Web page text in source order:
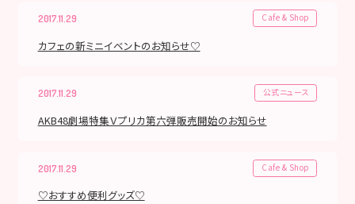
2017.11.29 Cafe & Shop
カフェの新ミニイベントのお知らせ♡
2017.11.29 公式ニュース
AKB48劇場特集Ｖプリカ第六弾販売開始のお知らせ
2017.11.29 Cafe & Shop
♡おすすめ便利グッズ♡